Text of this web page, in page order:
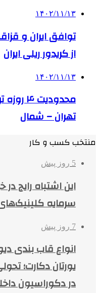
۱۴۰۲/۱۱/۱۳
از کریدور ریلی ایران
۱۴۰۲/۱۱/۱۳
تهران – شمال
منتخب کسب و کار
5 روز پیش
این اشتباه رایج
سرمایه
7 روز پیش
انواع قاب بندی
یورتان دکارت؛
در دکوراسیون